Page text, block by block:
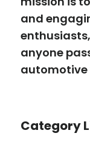
and
anyone
automotive
Category